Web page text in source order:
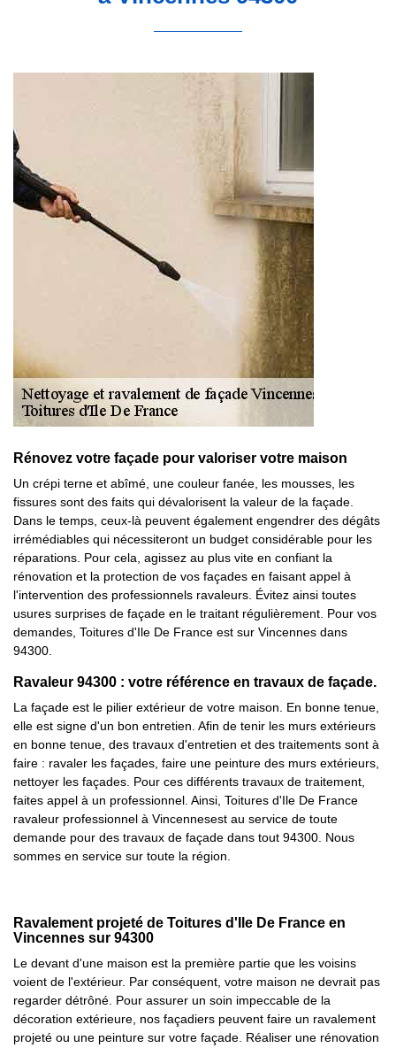
Rénovez votre façade pour valoriser votre maison
Un crépi terne et abîmé, une couleur fanée, les mousses, les
fissures sont des faits qui dévalorisent la valeur de la façade.
Dans le temps, ceux-là peuvent également engendrer des dégâts
irrémédiables qui nécessiteront un budget considérable pour les
réparations. Pour cela, agissez au plus vite en confiant la
rénovation et la protection de vos façades en faisant appel à
l'intervention des professionnels ravaleurs. Évitez ainsi toutes
usures surprises de façade en le traitant régulièrement. Pour vos
demandes, Toitures d'Ile De France est sur Vincennes dans
94300.
Ravaleur 94300 : votre référence en travaux de façade.
La façade est le pilier extérieur de votre maison. En bonne tenue,
elle est signe d'un bon entretien. Afin de tenir les murs extérieurs
en bonne tenue, des travaux d'entretien et des traitements sont à
faire : ravaler les façades, faire une peinture des murs extérieurs,
nettoyer les façades. Pour ces différents travaux de traitement,
faites appel à un professionnel. Ainsi, Toitures d'Ile De France
ravaleur professionnel à Vincennesest au service de toute
demande pour des travaux de façade dans tout 94300. Nous
sommes en service sur toute la région.
Ravalement projeté de Toitures d'Ile De France en
Vincennes sur 94300
Le devant d'une maison est la première partie que les voisins
voient de l'extérieur. Par conséquent, votre maison ne devrait pas
regarder détrôné. Pour assurer un soin impeccable de la
décoration extérieure, nos façadiers peuvent faire un ravalement
projeté ou une peinture sur votre façade. Réaliser une rénovation